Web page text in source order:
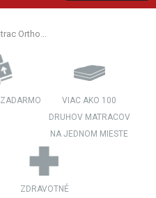
Ortho...
VIAC AKO 100
DRUHOV MATRACOV
NA JEDNOM MIESTE
ZDRAVOTNÉ